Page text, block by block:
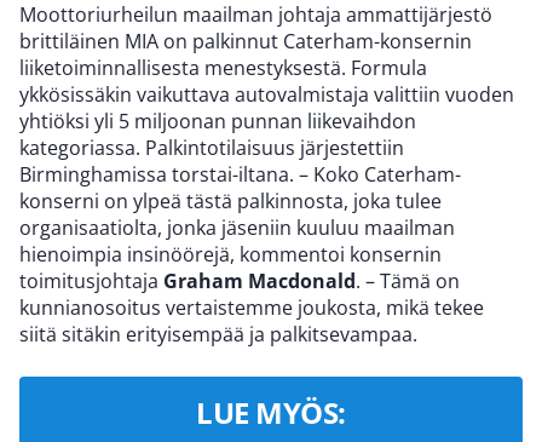
Moottoriurheilun maailman johtaja ammattijärjestö
brittiläinen MIA on palkinnut Caterham-konsernin
liiketoiminnallisesta menestyksestä. Formula
ykkösissäkin vaikuttava autovalmistaja valittiin vuoden
yhtiöksi yli 5 miljoonan punnan liikevaihdon
kategoriassa. Palkintotilaisuus järjestettiin
Birminghamissa torstai-iltana. – Koko Caterham-
konserni on ylpeä tästä palkinnosta, joka tulee
organisaatiolta, jonka jäseniin kuuluu maailman
hienoimpia insinöörejä, kommentoi konsernin
toimitusjohtaja Graham Macdonald. – Tämä on
kunnianosoitus vertaistemme joukosta, mikä tekee
siitä sitäkin erityisempää ja palkitsevampaa.
LUE MYÖS: